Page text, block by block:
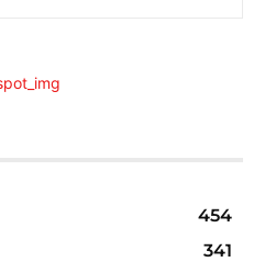
454
341